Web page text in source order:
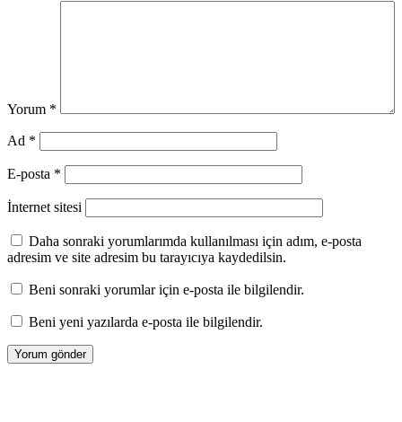
Yorum *
Ad *
E-posta *
İnternet sitesi
Daha sonraki yorumlarımda kullanılması için adım, e-posta
adresim ve site adresim bu tarayıcıya kaydedilsin.
Beni sonraki yorumlar için e-posta ile bilgilendir.
Beni yeni yazılarda e-posta ile bilgilendir.